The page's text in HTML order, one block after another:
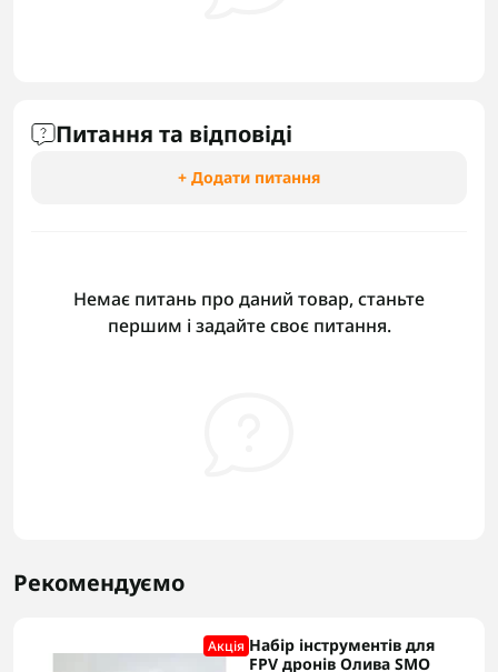
Питання та відповіді
+ Додати питання
Немає питань про даний товар, станьте
першим і задайте своє питання.
Рекомендуємо
Акцiя Набір інструментів для
FPV дронів Олива SMO